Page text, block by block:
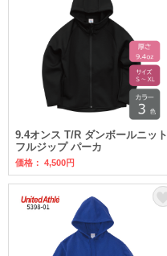
9.4オンス T/R ダンボールニット
フルジップ パーカ
価格： 4,500円